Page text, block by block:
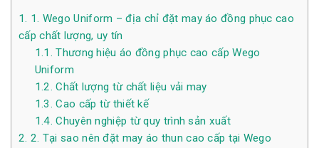
1. 1. Wego Uniform – địa chỉ đặt may áo đồng phục cao
cấp chất lượng, uy tín
1.1. Thương hiệu áo đồng phục cao cấp Wego
Uniform
1.2. Chất lượng từ chất liệu vải may
1.3. Cao cấp từ thiết kế
1.4. Chuyên nghiệp từ quy trình sản xuất
2. 2. Tại sao nên đặt may áo thun cao cấp tại Wego